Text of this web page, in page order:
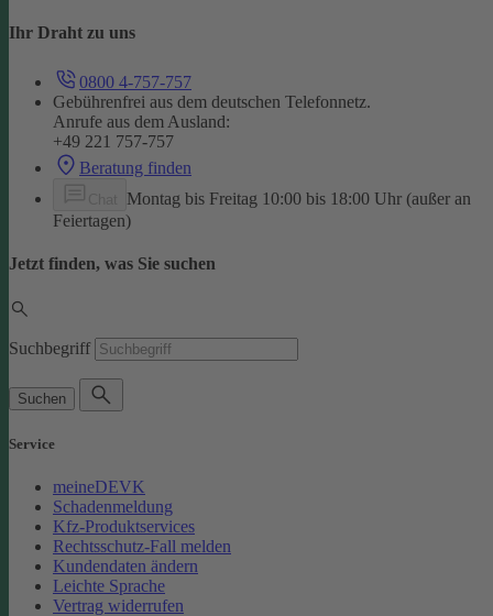
Ihr Draht zu uns
0800 4-757-757
Gebührenfrei aus dem deutschen Telefonnetz.
Anrufe aus dem Ausland:
+49 221 757-757
Beratung finden
Montag bis Freitag 10:00 bis 18:00 Uhr (außer an
Feiertagen)
Jetzt finden, was Sie suchen
Suchbegriff
Suchen
Service
meineDEVK
Schadenmeldung
Kfz-Produktservices
Rechtsschutz-Fall melden
Kundendaten ändern
Leichte Sprache
Vertrag widerrufen